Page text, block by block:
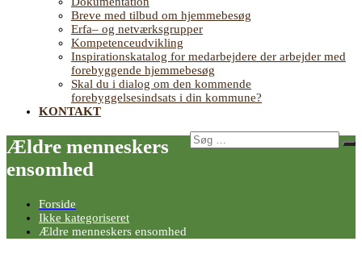
Breve med tilbud om hjemmebesøg
Erfa– og netværksgrupper
Kompetenceudvikling
Inspirationskatalog for medarbejdere der arbejder med
forebyggende hjemmebesøg
Skal du i dialog om den kommende
forebyggelsesindsats i din kommune?
KONTAKT
Søg
efter:
Ældre menneskers
ensomhed
Forside
Ikke kategoriseret
Ældre menneskers ensomhed